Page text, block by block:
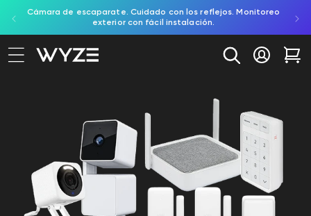
al contenido
de accesibilidad
con los reflejos. Monitoreo
instalación.
Prueba el timbre con video a batería.
porche sin esfuerzo y a
Iniciar